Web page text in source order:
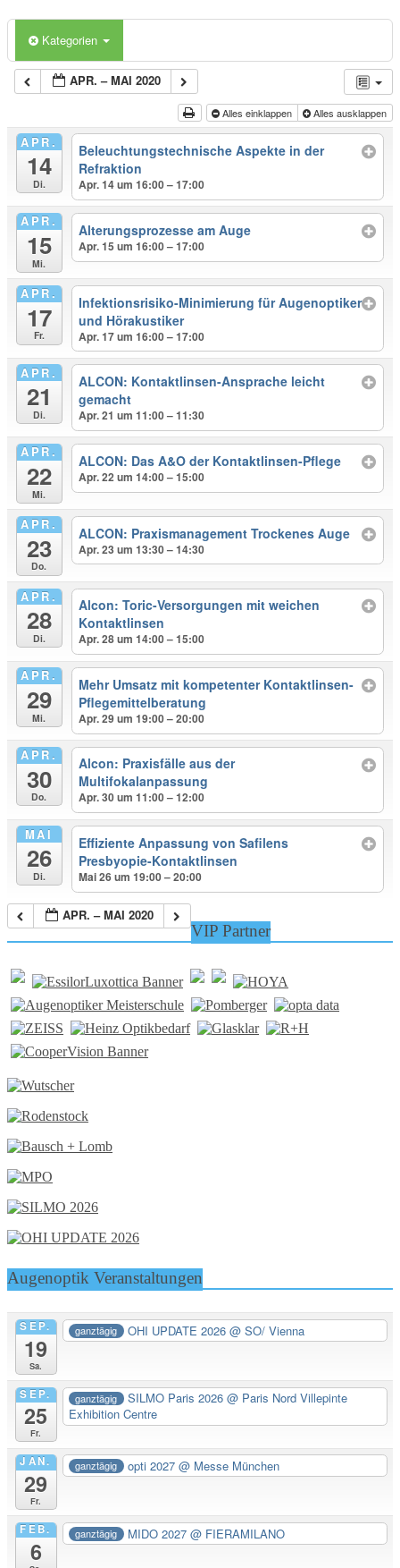
Kategorien
APR. – MAI 2020
Alles einklappen Alles ausklappen
APR.
14
Di.
Beleuchtungstechnische Aspekte in der
Refraktion
Apr. 14 um 16:00 – 17:00
APR.
15
Mi.
Alterungsprozesse am Auge
Apr. 15 um 16:00 – 17:00
APR.
17
Fr.
Infektionsrisiko-Minimierung für Augenoptiker
und Hörakustiker
Apr. 17 um 16:00 – 17:00
APR.
21
Di.
ALCON: Kontaktlinsen-Ansprache leicht
gemacht
Apr. 21 um 11:00 – 11:30
APR.
22
Mi.
ALCON: Das A&O der Kontaktlinsen-Pflege
Apr. 22 um 14:00 – 15:00
APR.
23
Do.
ALCON: Praxismanagement Trockenes Auge
Apr. 23 um 13:30 – 14:30
APR.
28
Di.
Alcon: Toric-Versorgungen mit weichen
Kontaktlinsen
Apr. 28 um 14:00 – 15:00
APR.
29
Mi.
Mehr Umsatz mit kompetenter Kontaktlinsen-
Pflegemittelberatung
Apr. 29 um 19:00 – 20:00
APR.
30
Do.
Alcon: Praxisfälle aus der
Multifokalanpassung
Apr. 30 um 11:00 – 12:00
MAI
26
Di.
Effiziente Anpassung von Safilens
Presbyopie-Kontaktlinsen
Mai 26 um 19:00 – 20:00
APR. – MAI 2020
VIP Partner
Augenoptik Veranstaltungen
SEP.
19
Sa.
ganztägig OHI UPDATE 2026@ SO/ Vienna
SEP.
25
Fr.
ganztägig SILMO Paris 2026@ Paris Nord Villepinte
Exhibition Centre
JAN.
29
Fr.
ganztägig opti 2027@ Messe München
FEB.
6
ganztägig MIDO 2027@ FIERAMILANO